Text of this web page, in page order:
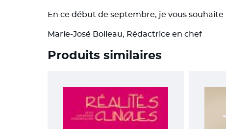
En ce début de septembre, je vous
Marie-José Boileau, Rédactrice en chef
Produits similaires